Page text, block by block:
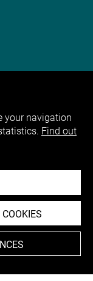
your navigation
Find out